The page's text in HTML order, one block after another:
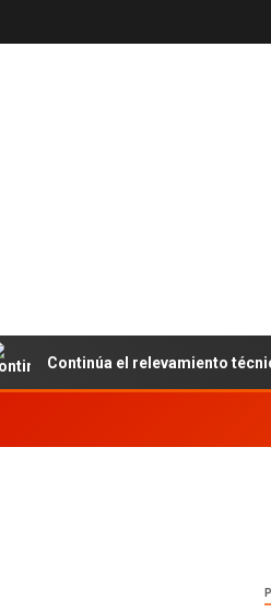
Continúa el relevamiento técnico en